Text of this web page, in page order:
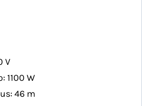
V
1100 W
46 m